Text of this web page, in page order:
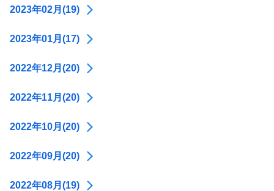
2023年02月(19)
2023年01月(17)
2022年12月(20)
2022年11月(20)
2022年10月(20)
2022年09月(20)
2022年08月(19)